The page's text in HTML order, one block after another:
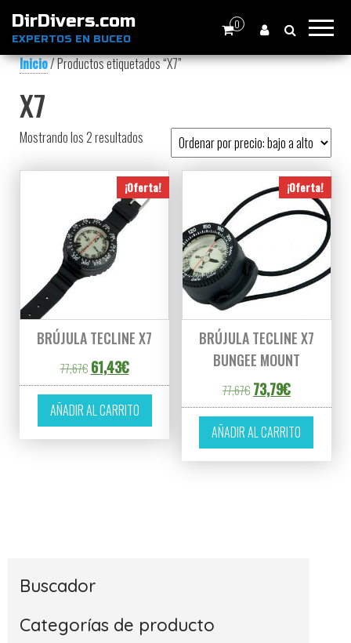
DirDivers.com
EXPERTOS EN BUCEO
0
Inicio/ Productos etiquetados “X7”
X7
Mostrando los 2 resultados Ordenado por precio: bajo a alto
¡Oferta!
BRÚJULA TECLINE X7
77,67€ El precio original era: 77,67€.
61,43€El precio actual es: 61,43€.
AÑADIR AL CARRITO
¡Oferta!
BRÚJULA TECLINE X7
BUNGEE MOUNT
77,67€ El precio original
73,79€El precio
AÑADIR AL CARRITO
Buscador
Categorías de producto